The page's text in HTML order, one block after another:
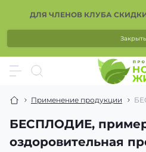
ДЛЯ ЧЛЕНОВ КЛУБА СКИДКИ
Закрыть
Применение продукции
БЕСПЛОДИЕ,
оздоровительная